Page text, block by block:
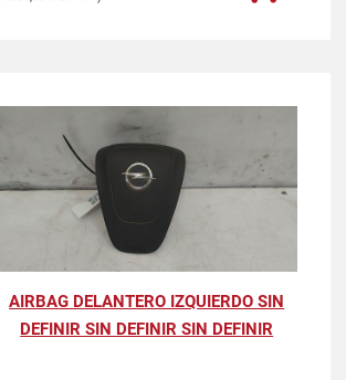
AIRBAG DELANTERO IZQUIERDO SIN
DEFINIR SIN DEFINIR SIN DEFINIR